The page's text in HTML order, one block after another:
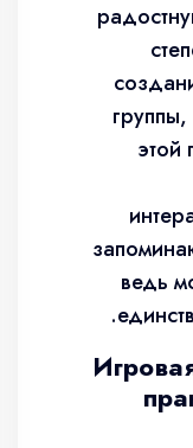
этой
ведь